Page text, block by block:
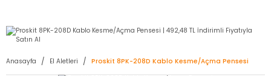
Anasayfa El Aletleri Proskit 8PK-208D Kablo Kesme/Açma Pensesi